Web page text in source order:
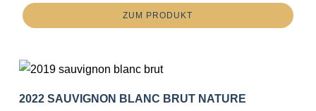
ZUM PRODUKT
2022 SAUVIGNON BLANC BRUT NATURE